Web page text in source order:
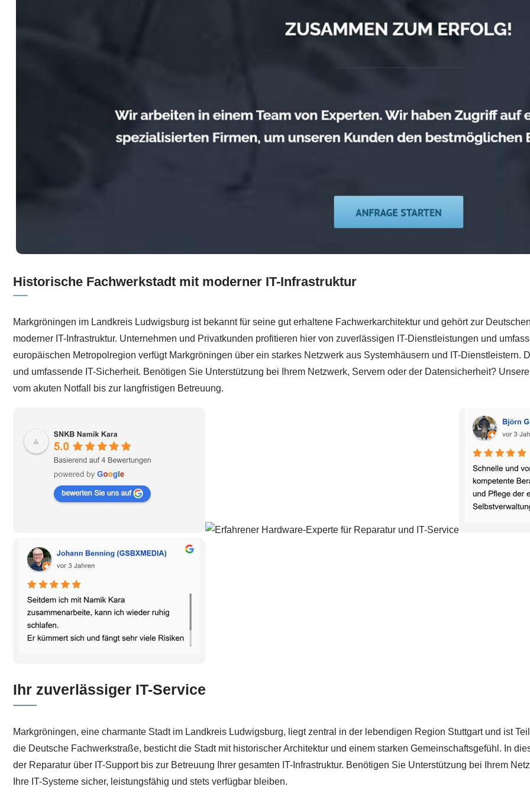
Historische Fachwerkstadt mit moderner IT-Infrastruktur
Markgröningen im Landkreis Ludwigsburg ist bekannt für seine gut erhaltene Fachwerkarchitektur und gehört zur
moderner IT-Infrastruktur. Unternehmen und Privatkunden profitieren hier von zuverlässigen IT-Dienstleistungen und
europäischen Metropolregion verfügt Markgröningen über ein starkes Netzwerk aus Systemhäusern und IT-Dienstleistern.
und umfassende IT-Sicherheit. Benötigen Sie Unterstützung bei Ihrem Netzwerk, Servern oder der Datensicherheit?
vom akuten Notfall bis zur langfristigen Betreuung.
Ihr zuverlässiger IT-Service
Markgröningen, eine charmante Stadt im Landkreis Ludwigsburg, liegt zentral in der lebendigen Region Stuttgart und ist
die Deutsche Fachwerkstraße, besticht die Stadt mit historischer Architektur und einem starken Gemeinschaftsgefühl. In
der Reparatur über IT-Support bis zur Betreuung Ihrer gesamten IT-Infrastruktur. Benötigen Sie Unterstützung bei Ihrem
Ihre IT-Systeme sicher, leistungsfähig und stets verfügbar bleiben.